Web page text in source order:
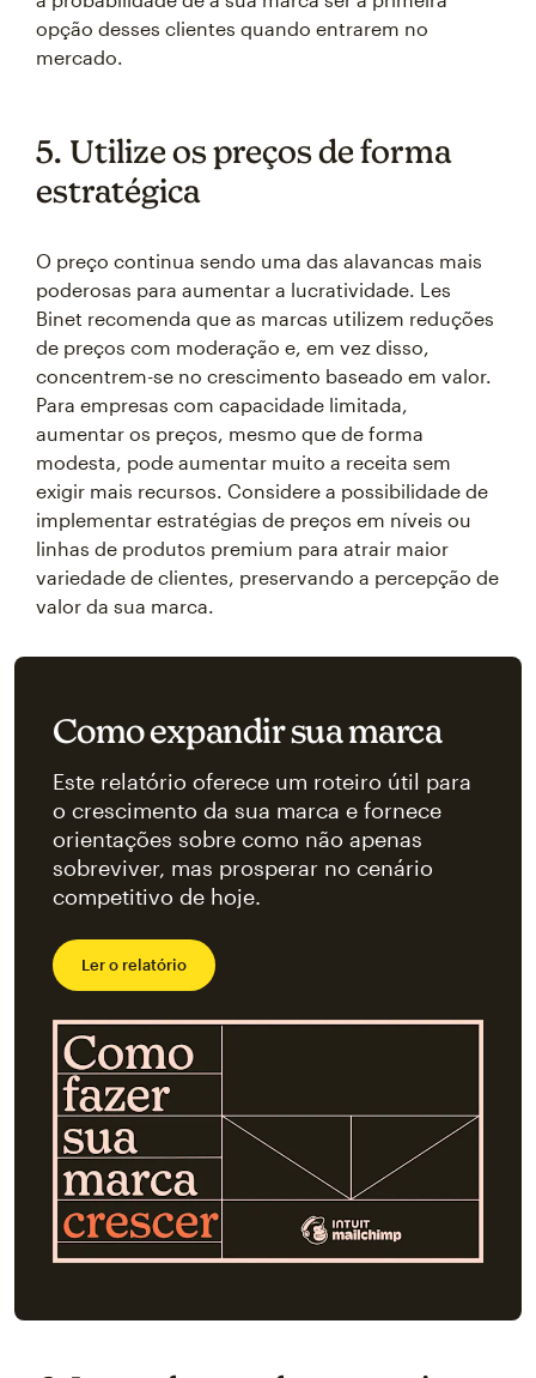
opção desses clientes quando entrarem no
mercado.
5. Utilize os preços de forma
estratégica
O preço continua sendo uma das alavancas mais
poderosas para aumentar a lucratividade. Les
Binet recomenda que as marcas utilizem reduções
de preços com moderação e, em vez disso,
concentrem-se no crescimento baseado em valor.
Para empresas com capacidade limitada,
aumentar os preços, mesmo que de forma
modesta, pode aumentar muito a receita sem
exigir mais recursos. Considere a possibilidade de
implementar estratégias de preços em níveis ou
linhas de produtos premium para atrair maior
variedade de clientes, preservando a percepção de
valor da sua marca.
Como expandir sua marca
Este relatório oferece um roteiro útil para
o crescimento da sua marca e fornece
orientações sobre como não apenas
sobreviver, mas prosperar no cenário
competitivo de hoje.
Ler o relatório